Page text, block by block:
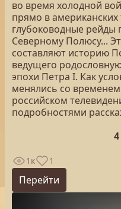
во время холодной
прямо в
глубоководные рейды
Северному Полюсу...
составляют историю
ведущего
эпохи Петра I. Как
менялись со
российском
подробностями
1к 1
Перейти